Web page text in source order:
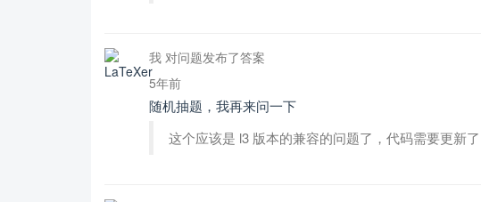
我 对问题发布了答案
5年前
随机抽题，我再来问一下
这个应该是 l3 版本的兼容的问题了，代码需要更新